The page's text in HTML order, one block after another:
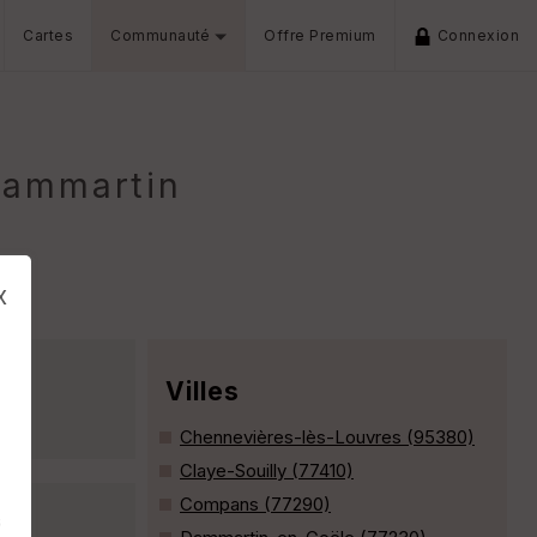
Cartes Communauté Offre Premium Connexion
Villes
Chennevières-lès-Louvres (95380)
Claye-Souilly (77410)
Compans (77290)